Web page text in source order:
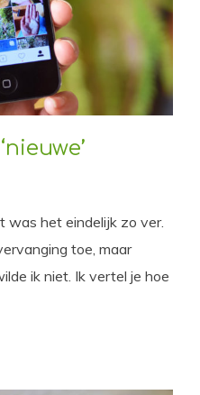
was het eindelijk zo ver.
toe, maar
ik niet. Ik vertel je hoe